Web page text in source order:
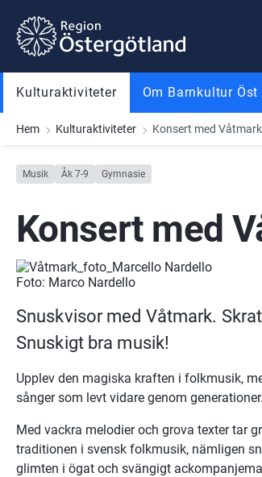
Gå till innehåll
Gå till meny
Gå till sidfot
Kulturaktiviteter Om Barnkultur Öst
Hem Kulturaktiviteter Konsert med Våtmark
Musik Åk 7-9 Gymnasie
Konsert med
Foto: Marco Nardello
Snuskvisor med Våtmark.
Snuskigt bra musik!
Upplev den magiska kraften i folkmusik,
sånger som levt vidare genom generationer.
Med vackra melodier och grova texter tar
traditionen i svensk folkmusik, nämligen
glimten i ögat och svängigt